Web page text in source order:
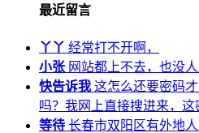
最近留言
丫丫 经常打不开啊，
小张 网站都上不去，也没
快告诉我 这怎么还要密码
吗？我网上直接搜进来，这
等待 长春市双阳区有外地